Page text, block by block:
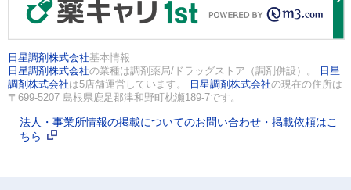
日星調剤株式会社基本情報
日星調剤株式会社の業種は調剤薬局/ドラッグストア（調剤併設）。
日星
調剤株式会社は5店舗運営しています。 日星調剤株式会社の現在の住所は
〒699-5207 島根県鹿足郡津和野町枕瀬189-7です。
法人・事業所情報の掲載についてのお問い合わせ・掲載依頼はこ
ちら